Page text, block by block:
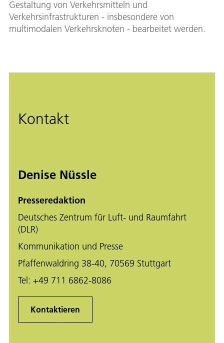
Gestaltung von Verkehrsmitteln und
Verkehrsinfrastrukturen - insbesondere von
multimodalen Verkehrsknoten - bearbeitet werden.
Kontakt
Denise Nüssle
Presseredaktion
Deutsches Zentrum für Luft- und Raumfahrt
(DLR)
Kommunikation und Presse
Pfaffenwaldring 38-40, 70569 Stuttgart
Tel: +49 711 6862-8086
Kontaktieren